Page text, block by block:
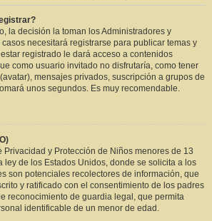
la decisión la toman los Administradores y
necesitará registrarse para publicar temas y
registrado le dará acceso a contenidos
como usuario invitado no disfrutaría, como tener
mensajes privados, suscripción a grupos de
unos segundos. Es muy recomendable.
Privacidad y Protección de Niños menores de 13
ley de los Estados Unidos, donde se solicita a los
son potenciales recolectores de información, que
y ratificado con el consentimiento de los padres
reconocimiento de guardia legal, que permita
identificable de un menor de edad.